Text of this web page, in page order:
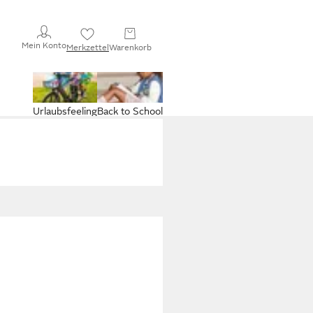
Mein KontoMerkzettelWarenkorb
Back to School
Urlaubsfeeling